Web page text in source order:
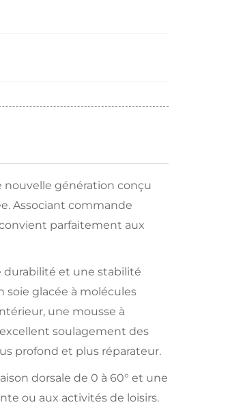
nouvelle génération conçu
Associant commande
parfaitement aux
durabilité et une stabilité
soie glacée à molécules
une mousse à
soulagement des
profond et plus réparateur.
dorsale de 0 à 60° et une
ou aux activités de loisirs.